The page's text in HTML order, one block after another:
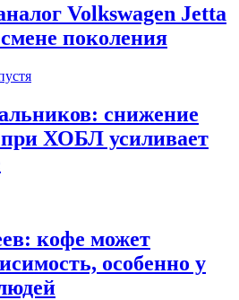
Volkswagen Jetta
поколения
снижение
ХОБЛ усиливает
кофе может
особенно у